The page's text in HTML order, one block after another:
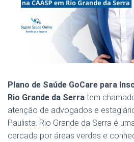
Plano de Saúde GoCare para
Rio Grande da Serra tem
atenção de advogados e
Paulista. Rio Grande da Serra é
cercada por áreas verdes e